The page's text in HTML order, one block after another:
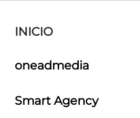
INICIO
oneadmedia
Smart Agency